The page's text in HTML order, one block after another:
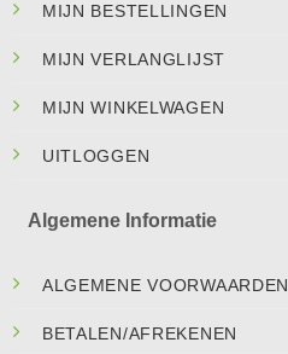
MIJN BESTELLINGEN
MIJN VERLANGLIJST
MIJN WINKELWAGEN
UITLOGGEN
Algemene Informatie
ALGEMENE VOORWAARDEN
BETALEN/AFREKENEN